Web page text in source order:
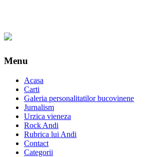
Menu
Acasa
Carti
Galeria personalitatilor bucovinene
Jurnalism
Urzica vieneza
Rock Andi
Rubrica lui Andi
Contact
Categorii